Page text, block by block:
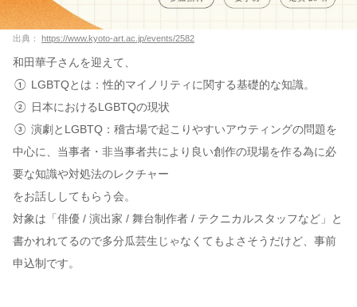
出典： https://www.kyoto-art.ac.jp/events/2582
和田華子さんを迎えて、
① LGBTQとは：性的マイノリティに関する基礎的な知識。
② 日本におけるLGBTQの現状
③ 演劇とLGBTQ：稽古場で起こりやすいアウティングの問題を
中心に、当事者・非当事者共により良い創作の現場を作る為に必
要な知識や対処法のレクチャー
をお話ししてもらう会。
対象は「俳優 / 演出家 / 舞台制作者 / テクニカルスタッフなど」と
書かれれてるので多分瓜芸生じゃなくてもよさそうだけど、事前
申込制です。